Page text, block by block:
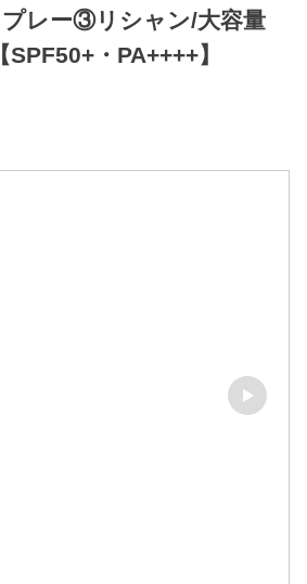
プレー③リシャン/大容量
・PA++++】